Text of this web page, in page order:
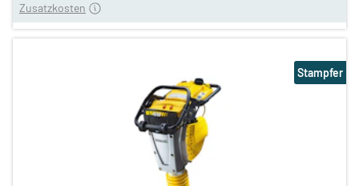
Zusatzkosten
Stampfer